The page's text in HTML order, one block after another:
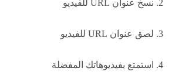
2. نسخ عنوان URL للفيديو
3. لصق عنوان URL للفيديو
4. استمتع بفيديوهاتك المفضلة